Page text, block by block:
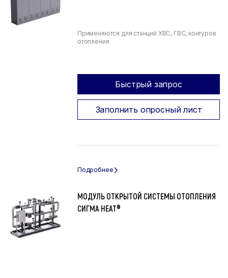
Применяются для станций ХВС, ГВС, контуров
отопления
Быстрый запрос
Заполнить опросный лист
МОДУЛЬ ОТКРЫТОЙ СИСТЕМЫ ОТОПЛЕНИЯ
СИГМА HEAT®